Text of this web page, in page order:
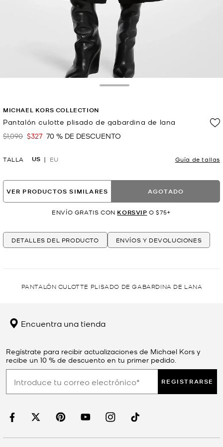
MICHAEL KORS COLLECTION
Pantalón culotte plisado de gabardina de lana
Era
$1,090 Ahora
$327 70 % DE DESCUENTO
TALLA US EU Guía de tallas
VER PRODUCTOS SIMILARES AGOTADO
ENVÍO GRATIS CON KORSVIP O $75+
DETALLES DEL PRODUCTO ENVÍOS Y DEVOLUCIONES
PANTALÓN CULOTTE PLISADO DE GABARDINA DE LANA
Encuentra una tienda
Regístrate para recibir actualizaciones de Michael Kors y
recibe un 10 % de descuento en tu primer pedido.
REGISTRARSE